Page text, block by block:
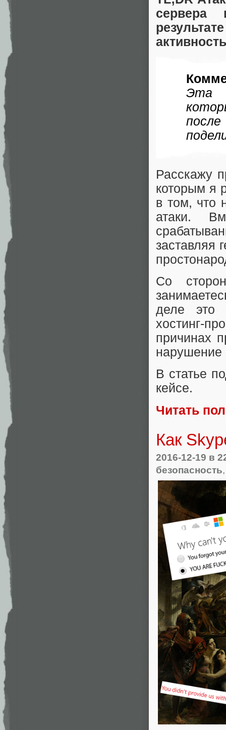
сервера
Эта
Расскажу
которым я
в том, что
атаки.
заставляя
Со
деле это
хостинг-
причинах
нарушение
В статье
кейсе.
Читать
Как
2016-12-19 в
безопасность